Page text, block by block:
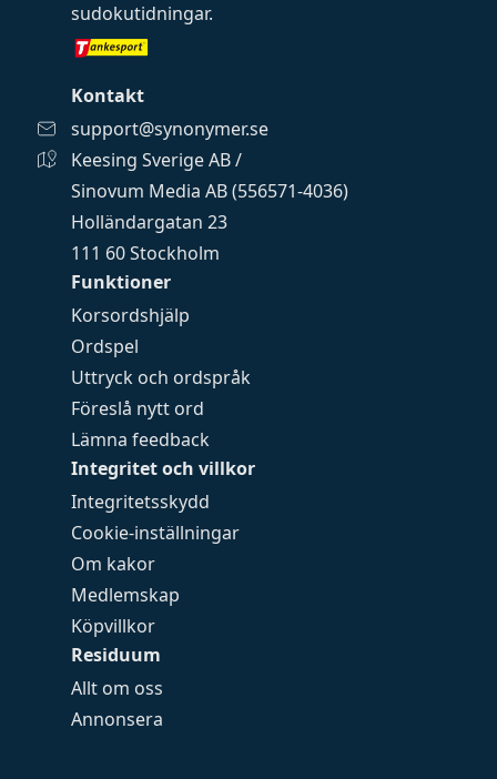
Funktioner
Korsordshjälp
Ordspel
Uttryck och ordspråk
Föreslå nytt ord
Lämna feedback
Integritet och villkor
Integritetsskydd
Cookie-inställningar
Om kakor
Medlemskap
Köpvillkor
Residuum
Allt om oss
Annonsera
sudokutidningar.
Kontakt
support@synonymer.se
Keesing Sverige AB /
Sinovum Media AB (556571-4036)
Holländargatan 23
111 60 Stockholm